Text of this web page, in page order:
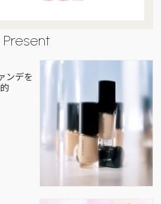
Present
ンデを